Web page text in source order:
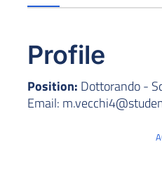
Profile
Position: Dottorando -
Email: